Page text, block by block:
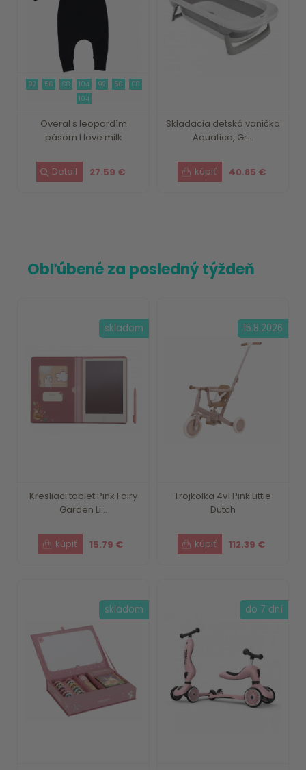
Overal s leopardím
pásom I love milk
27.59 €
92 56 68 104 92 56
68
104
Skladacia detská vanička
Aquatico, Gr...
40.85 €
Obľúbené za posledný týždeň
Kresliaci tablet Pink Fairy
Garden Li...
15.79 €
skladom
Trojkolka 4v1 Pink Little
Dutch
112.39 €
15.8.2026
skladom do 7 dní